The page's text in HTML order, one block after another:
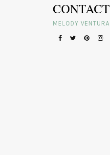
CONTACT
MELODY VENTURA